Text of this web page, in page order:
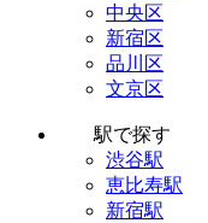
中央区
新宿区
品川区
文京区
駅で探す
渋谷駅
恵比寿駅
新宿駅